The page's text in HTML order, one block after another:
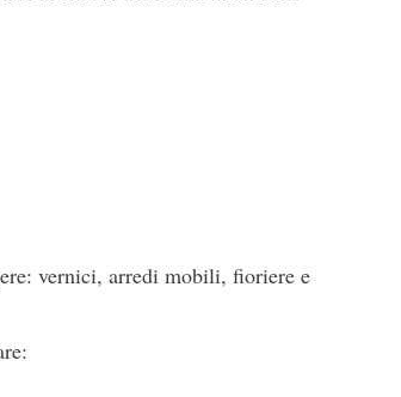
vernici, arredi mobili, fioriere e